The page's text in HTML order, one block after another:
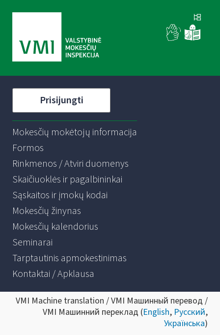
Prisijungti
Mokesčių mokėtojų informacija
Formos
Rinkmenos / Atviri duomenys
Skaičiuoklės ir pagalbininkai
Sąskaitos ir įmokų kodai
Mokesčių žinynas
Mokesčių kalendorius
Seminarai
Tarptautinis apmokestinimas
Kontaktai / Apklausa
VMI Machine translation / VMI Машинный перевод /
VMI Машинний переклад (English, Русский,
Українська)